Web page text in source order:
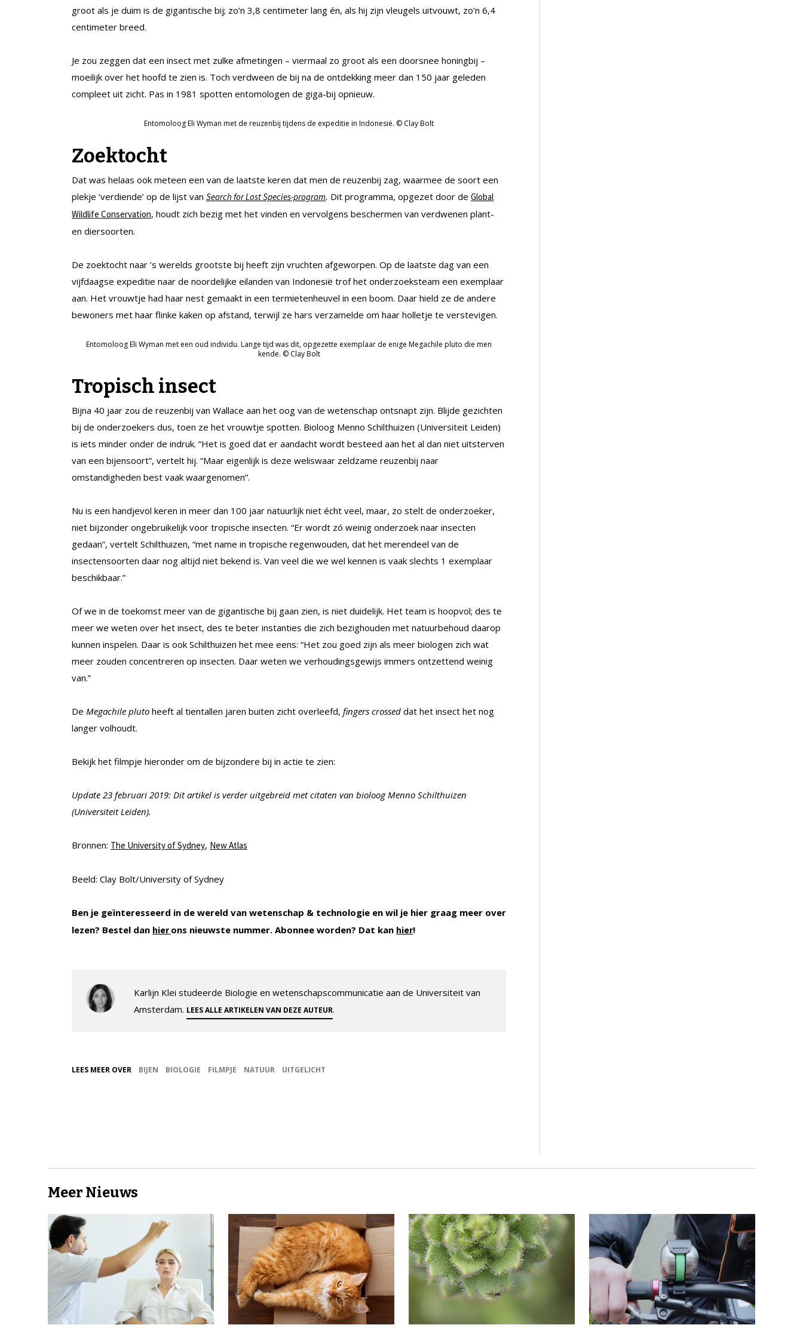
groot als je duim is de gigantische bij; zo’n 3,8 centimeter lang én, als hij zijn vleugels uitvouwt, zo’n 6,4
centimeter breed.
Je zou zeggen dat een insect met zulke afmetingen – viermaal zo groot als een doorsnee honingbij –
moeilijk over het hoofd te zien is. Toch verdween de bij na de ontdekking meer dan 150 jaar geleden
compleet uit zicht. Pas in 1981 spotten entomologen de giga-bij opnieuw.
Entomoloog Eli Wyman met de reuzenbij tijdens de expeditie in Indonesië. © Clay Bolt
Zoektocht
Dat was helaas ook meteen een van de laatste keren dat men de reuzenbij zag, waarmee de soort een
plekje ‘verdiende’ op de lijst van Search for Lost Species-program. Dit programma, opgezet door de Global
Wildlife Conservation, houdt zich bezig met het vinden en vervolgens beschermen van verdwenen plant-
en diersoorten.
De zoektocht naar ’s werelds grootste bij heeft zijn vruchten afgeworpen. Op de laatste dag van een
vijfdaagse expeditie naar de noordelijke eilanden van Indonesië trof het onderzoeksteam een exemplaar
aan. Het vrouwtje had haar nest gemaakt in een termietenheuvel in een boom. Daar hield ze de andere
bewoners met haar flinke kaken op afstand, terwijl ze hars verzamelde om haar holletje te verstevigen.
Entomoloog Eli Wyman met een oud individu. Lange tijd was dit, opgezette exemplaar de enige Megachile pluto die men
kende. © Clay Bolt
Tropisch insect
Bijna 40 jaar zou de reuzenbij van Wallace aan het oog van de wetenschap ontsnapt zijn. Blijde gezichten
bij de onderzoekers dus, toen ze het vrouwtje spotten. Bioloog Menno Schilthuizen (Universiteit Leiden)
is iets minder onder de indruk. “Het is goed dat er aandacht wordt besteed aan het al dan niet uitsterven
van een bijensoort”, vertelt hij. “Maar eigenlijk is deze weliswaar zeldzame reuzenbij naar
omstandigheden best vaak waargenomen”.
Nu is een handjevol keren in meer dan 100 jaar natuurlijk niet écht veel, maar, zo stelt de onderzoeker,
niet bijzonder ongebruikelijk voor tropische insecten. “Er wordt zó weinig onderzoek naar insecten
gedaan”, vertelt Schilthuizen, “met name in tropische regenwouden, dat het merendeel van de
insectensoorten daar nog altijd niet bekend is. Van veel die we wel kennen is vaak slechts 1 exemplaar
beschikbaar.”
Of we in de toekomst meer van de gigantische bij gaan zien, is niet duidelijk. Het team is hoopvol; des te
meer we weten over het insect, des te beter instanties die zich bezighouden met natuurbehoud daarop
kunnen inspelen. Daar is ook Schilthuizen het mee eens: “Het zou goed zijn als meer biologen zich wat
meer zouden concentreren op insecten. Daar weten we verhoudingsgewijs immers ontzettend weinig
van.”
De Megachile pluto heeft al tientallen jaren buiten zicht overleefd, fingers crossed dat het insect het nog
langer volhoudt.
Bekijk het filmpje hieronder om de bijzondere bij in actie te zien:
Update 23 februari 2019: Dit artikel is verder uitgebreid met citaten van bioloog Menno Schilthuizen
(Universiteit Leiden).
Bronnen: The University of Sydney, New Atlas
Beeld: Clay Bolt/University of Sydney
Ben je geïnteresseerd in de wereld van wetenschap & technologie en wil je hier graag meer over
lezen? Bestel dan hier ons nieuwste nummer. Abonnee worden? Dat kan hier!
Karlijn Klei studeerde Biologie en wetenschapscommunicatie aan de Universiteit van
Amsterdam. LEES ALLE ARTIKELEN VAN DEZE AUTEUR.
LEES MEER OVER BIJEN BIOLOGIE FILMPJE NATUUR UITGELICHT
Meer Nieuws